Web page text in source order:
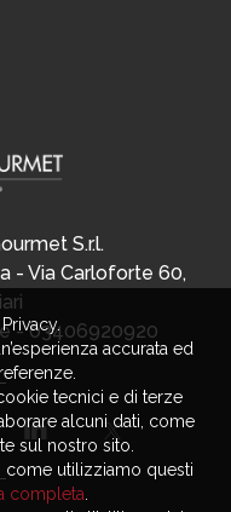
S.r.l.
- Via Carloforte 60,
- 03406920920
accurata ed
tecnici e di terze
alcuni dati, come
sul nostro sito.
utilizziamo questi
completa